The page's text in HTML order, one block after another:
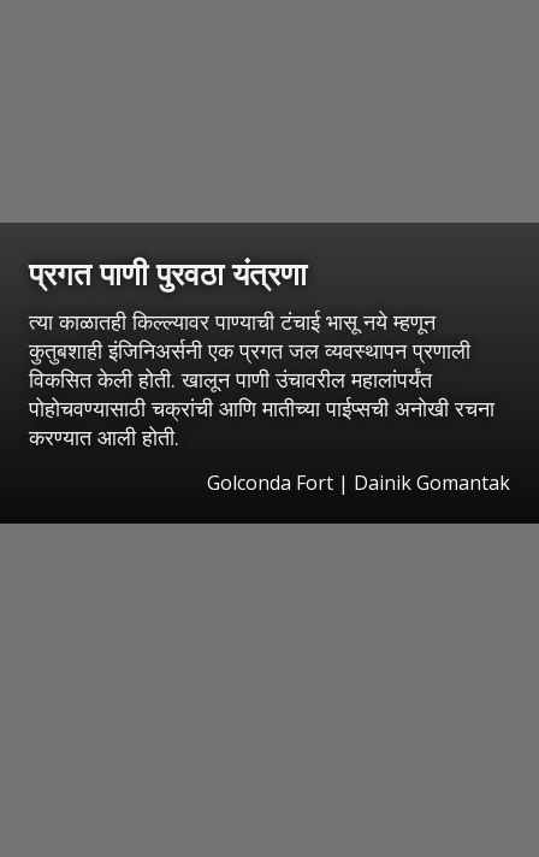
प्रगत पाणी पुरवठा यंत्रणा
त्या काळातही किल्ल्यावर पाण्याची टंचाई भासू नये म्हणून
कुतुबशाही इंजिनिअर्सनी एक प्रगत जल व्यवस्थापन प्रणाली
विकसित केली होती. खालून पाणी उंचावरील महालांपर्यंत
पोहोचवण्यासाठी चक्रांची आणि मातीच्या पाईप्सची अनोखी रचना
करण्यात आली होती.
Golconda Fort | Dainik Gomantak